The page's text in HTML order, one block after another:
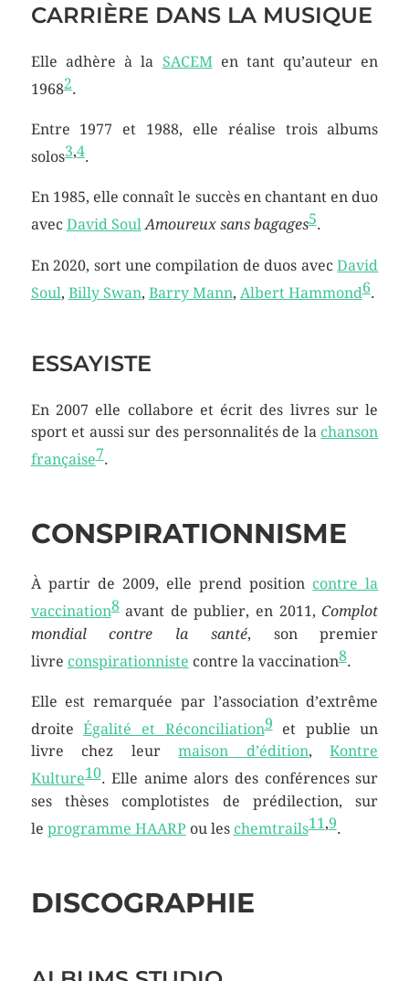
CARRIÈRE DANS LA MUSIQUE
Elle adhère à la SACEMen tant qu’auteur en
19682.
Entre 1977 et 1988, elle réalise trois albums
solos3,4.
En 1985, elle connaît le succès en chantant en duo
avec David Soul Amoureux sans bagages5.
En 2020, sort une compilation de duos avecDavid
Soul, Billy Swan, Barry Mann, Albert Hammond6.
ESSAYISTE
En 2007 elle collabore et écrit des livres sur le
sport et aussi sur des personnalités de la chanson
française7.
CONSPIRATIONNISME
À partir de 2009, elle prend position contre la
vaccination8avant de publier, en 2011,Complot
mondial contre la santé, son premier
livre conspirationniste contre la vaccination8.
Elle est remarquée par l’association d’extrême
droiteÉgalité et Réconciliation9et publie un
livre chez leurmaison d’édition,Kontre
Kulture10. Elle anime alors des conférences sur
ses thèses complotistes de prédilection, sur
le programme HAARP ou les chemtrails11 ,9.
DISCOGRAPHIE